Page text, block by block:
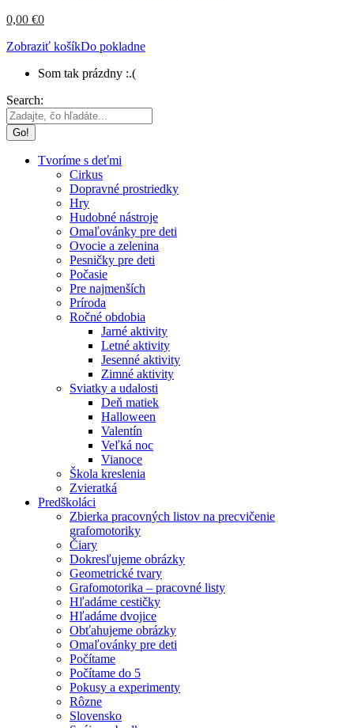
0,00 €0
Zobraziť košíkDo pokladne
Som tak prázdny :.(
Search:
Tvoríme s deťmi
Cirkus
Dopravné prostriedky
Hry
Hudobné nástroje
Omaľovánky pre deti
Ovocie a zelenina
Pesničky pre deti
Počasie
Pre najmenších
Príroda
Ročné obdobia
Jarné aktivity
Letné aktivity
Jesenné aktivity
Zimné aktivity
Sviatky a udalosti
Deň matiek
Halloween
Valentín
Veľká noc
Vianoce
Škola kreslenia
Zvieratká
Predškoláci
Zbierka pracovných listov na precvičenie
grafomotoriky
Čiary
Dokresľujeme obrázky
Geometrické tvary
Grafomotorika – pracovné listy
Hľadáme cestičky
Hľadáme dvojice
Obťahujeme obrázky
Omaľovánky pre deti
Počítame
Počítame do 5
Pokusy a experimenty
Rôzne
Slovensko